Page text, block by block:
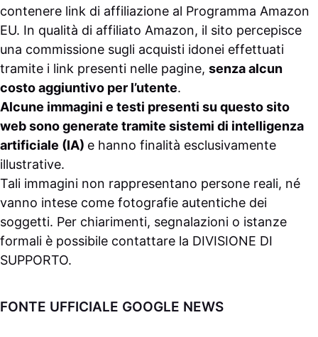
contenere link di affiliazione al Programma Amazon
EU. In qualità di affiliato Amazon, il sito percepisce
una commissione sugli acquisti idonei effettuati
tramite i link presenti nelle pagine, senza alcun
costo aggiuntivo per l’utente.
Alcune immagini e testi presenti su questo sito
web sono generate tramite sistemi di intelligenza
artificiale (IA) e hanno finalità esclusivamente
illustrative.
Tali immagini non rappresentano persone reali, né
vanno intese come fotografie autentiche dei
soggetti. Per chiarimenti, segnalazioni o istanze
formali è possibile contattare la DIVISIONE DI
SUPPORTO.
FONTE UFFICIALE GOOGLE NEWS